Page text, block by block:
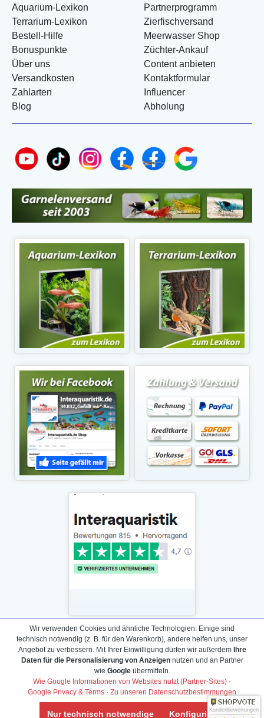
Aquarium-Lexikon
Terrarium-Lexikon
Bestell-Hilfe
Bonuspunkte
Über uns
Versandkosten
Zahlarten
Blog
Partnerprogramm
Zierfischversand
Meerwasser Shop
Züchter-Ankauf
Content anbieten
Kontaktformular
Influencer
Abholung
Daten­schutz­erklärung
Widerrufs­recht /Widerrufs­formular
AGB & Info
Impressum
Umwelt und Entsorgung
Wir verwenden Cookies und ähnliche Technologien. Einige sind
technisch notwendig (z. B. für den Warenkorb), andere helfen uns, unser
Angebot zu verbessern. Mit Ihrer Einwilligung dürfen wir außerdem Ihre
Daten für die Personalisierung von Anzeigennutzen und an Partner
wie Googleübermitteln.
Wie Google Informationen von Websites nutzt (Partner-Sites) ·
Google Privacy & Terms · Zu unseren Datenschutzbestimmungen
Nur technisch notwendige KonfigurierenKundenbewertungen